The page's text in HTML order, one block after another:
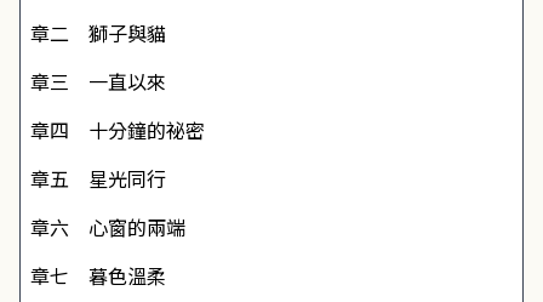
章二 獅子與貓
章三 一直以來
章四 十分鐘的祕密
章五 星光同行
章六 心窗的兩端
章七 暮色溫柔